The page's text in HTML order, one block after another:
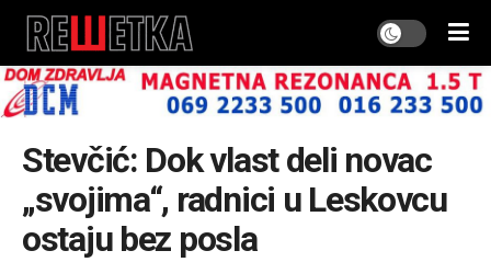
Stevčić: Dok vlast deli novac
„svojima“, radnici u Leskovcu
ostaju bez posla